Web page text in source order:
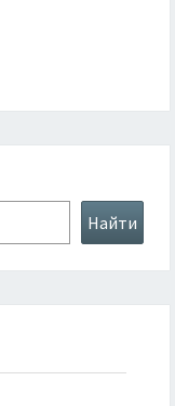
Найти